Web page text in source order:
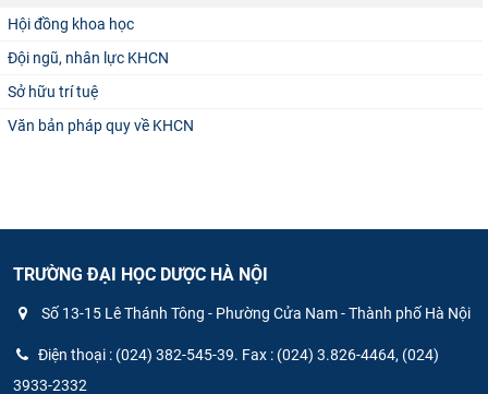
Hội đồng khoa học
Đội ngũ, nhân lực KHCN
Sở hữu trí tuệ
Văn bản pháp quy về KHCN
TRƯỜNG ĐẠI HỌC DƯỢC HÀ NỘI
Số 13-15 Lê Thánh Tông - Phường Cửa Nam - Thành phố Hà Nội
Điện thoại : (024) 382-545-39. Fax : (024) 3.826-4464, (024)
3933-2332